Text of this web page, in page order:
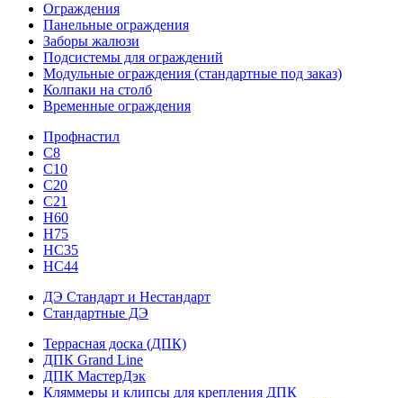
Ограждения
Панельные ограждения
Заборы жалюзи
Подсистемы для ограждений
Модульные ограждения (стандартные под заказ)
Колпаки на столб
Временные ограждения
Профнастил
С8
С10
С20
С21
H60
H75
HС35
НС44
ДЭ Стандарт и Нестандарт
Стандартные ДЭ
Террасная доска (ДПК)
ДПК Grand Line
ДПК МастерДэк
Кляммеры и клипсы для крепления ДПК